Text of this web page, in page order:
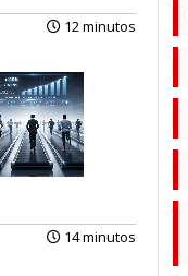
12 minutos
14 minutos